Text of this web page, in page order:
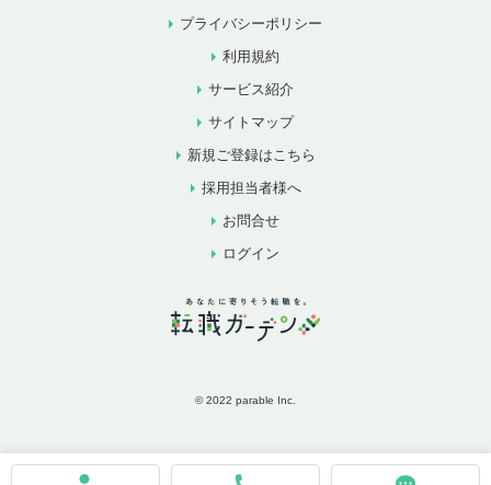
プライバシーポリシー
利用規約
サービス紹介
サイトマップ
新規ご登録はこちら
採用担当者様へ
お問合せ
ログイン
© 2022 parable Inc.